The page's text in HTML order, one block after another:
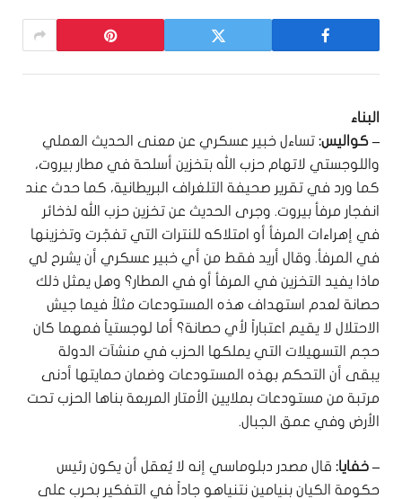
البناء
– كواليس: تساءل خبير عسكري عن معنى الحديث العملي
واللوجستي لاتهام حزب الله بتخزين أسلحة في مطار بيروت،
كما ورد في تقرير صحيفة التلغراف البريطانية، كما حدث عند
انفجار مرفأ بيروت. وجرى الحديث عن تخزين حزب الله لذخائر
في إهراءات المرفأ أو امتلاكه للنترات التي تفجّرت وتخزينها
في المرفأ. وقال أريد فقط من أي خبير عسكري أن يشرح لي
ماذا يفيد التخزين في المرفأ أو في المطار؟ وهل يمثل ذلك
حصانة لعدم استهداف هذه المستودعات مثلاً فيما جيش
الاحتلال لا يقيم اعتباراً لأي حصانة؟ أما لوجستياً فمهما كان
حجم التسهيلات التي يملكها الحزب في منشآت الدولة
يبقى أن التحكم بهذه المستودعات وضمان حمايتها أدنى
مرتبة من مستودعات بملايين الأمتار المربعة بناها الحزب تحت
الأرض وفي عمق الجبال.
– خفايا: قال مصدر دبلوماسي إنه لا يُعقل أن يكون رئيس
حكومة الكيان بنيامين نتنياهو جاداً في التفكير بحرب على